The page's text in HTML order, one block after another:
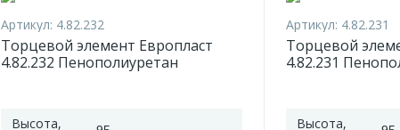
Артикул: 4.82.232
Торцевой элемент Европласт
4.82.232 Пенополиуретан
Высота,
Артикул: 4.82.231
Торцевой
4.82.231
Высота,